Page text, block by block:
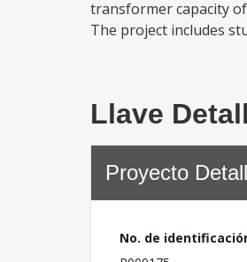
transformer capacity
The project includes
Llave
Proyecto
No. de